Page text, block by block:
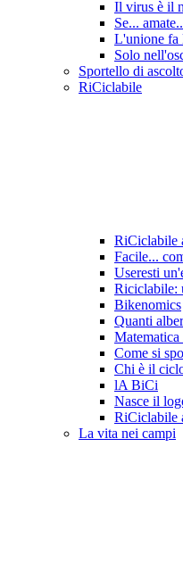
Il virus è il
Se...
L'unione fa
Solo
Sportello di
RiCiclabile
RiCiclabile
Facile...
Useresti
Riciclabile:
Bikenomics
Quanti
Matematica
Come si
Chi è il
lA BiCi
Nasce il
RiCiclabile
La vita nei campi